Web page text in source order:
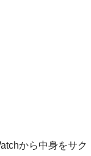
から中身をサク